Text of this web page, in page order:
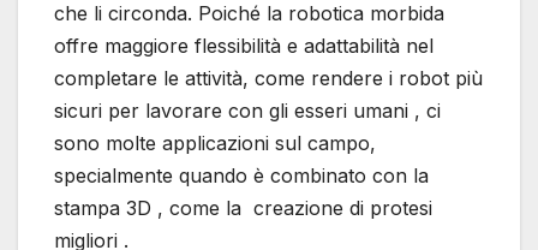
che li circonda. Poiché la robotica morbida
offre maggiore flessibilità e adattabilità nel
completare le attività, come rendere i robot più
sicuri per lavorare con gli esseri umani , ci
sono molte applicazioni sul campo,
specialmente quando è combinato con la
stampa 3D , come la creazione di protesi
migliori .